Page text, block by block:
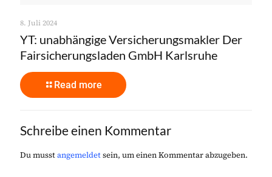
8. Juli 2024
YT: unabhängige Versicherungsmakler Der
Fairsicherungsladen GmbH Karlsruhe
Read more
Schreibe einen Kommentar
Du musstangemeldetsein, um einen Kommentar abzugeben.